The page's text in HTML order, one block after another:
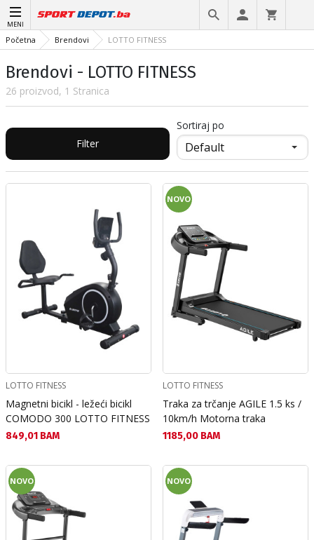
MENI
Početna Brendovi LOTTO FITNESS
Brendovi - LOTTO FITNESS
26 proizvod, 1 Stranica
Filter
Sortiraj po
LOTTO FITNESS
Magnetni bicikl - ležeći bicikl
COMODO 300 LOTTO FITNESS
Текуща цена:
849,01 BAM
NOVO
LOTTO FITNESS
Traka za trčanje AGILE 1.5 ks /
10km/h Motorna traka
Текуща цена:
1185,00 BAM
NOVO NOVO